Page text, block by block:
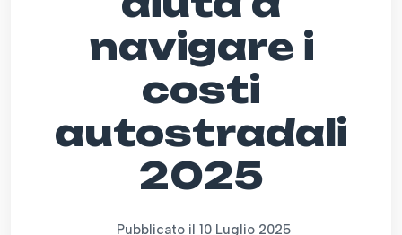
navigare i
costi
autostradali
2025
Pubblicato il 10 Luglio 2025